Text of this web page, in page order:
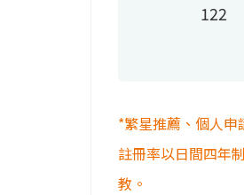
122
*繁星推薦、個人
註冊率以日間四年
教。